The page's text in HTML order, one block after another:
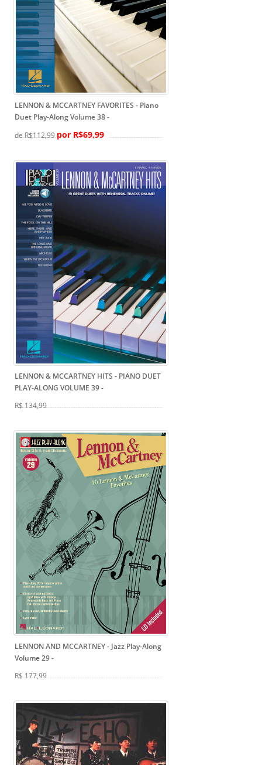
LENNON & MCCARTNEY FAVORITES - Piano
Duet Play-Along Volume 38-
de R$112,99por R$69,99
LENNON & MCCARTNEY HITS - PIANO DUET
PLAY-ALONG VOLUME 39-
R$ 134,99
LENNON AND MCCARTNEY - Jazz Play-Along
Volume 29-
R$ 177,99